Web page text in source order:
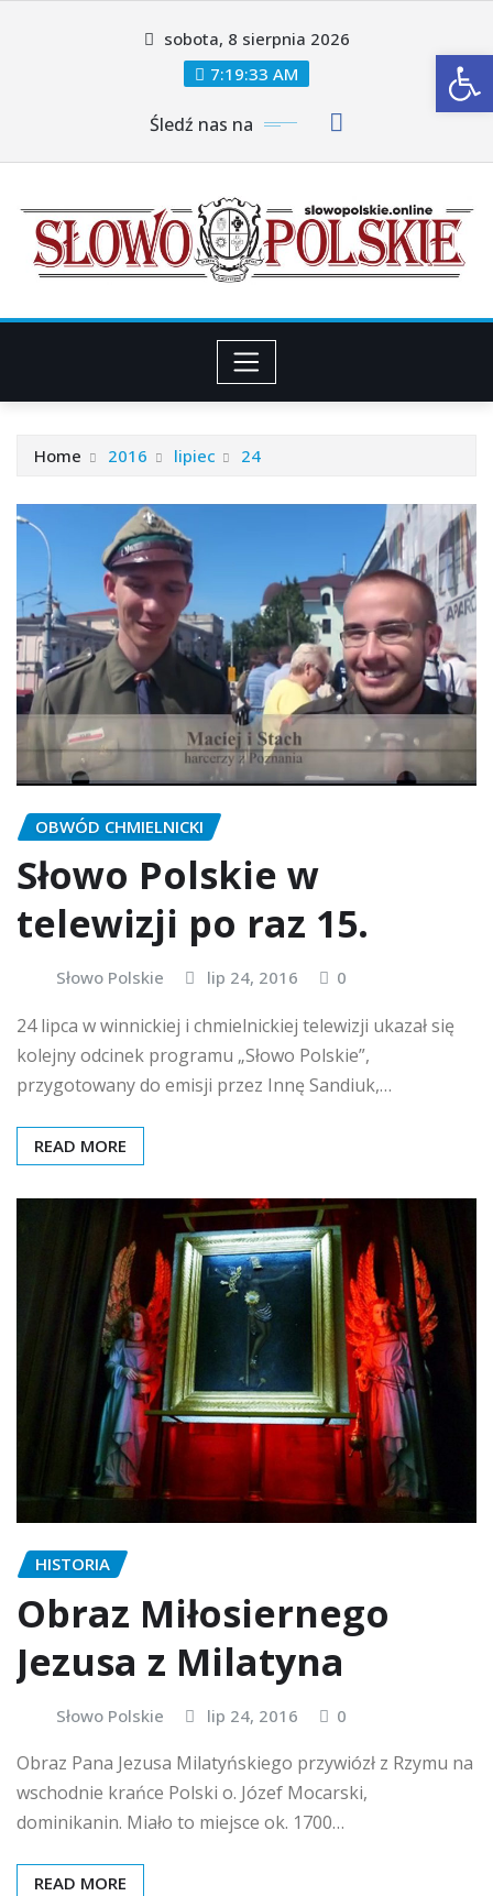
sobota, 8 sierpnia 2026
7:19:35 AM
Śledź nas na
Home 2016 lipiec 24
OBWÓD CHMIELNICKI
Słowo Polskie w
telewizji po raz 15.
Słowo Polskie lip 24, 2016 0
24 lipca w winnickiej i chmielnickiej telewizji ukazał się
kolejny odcinek programu „Słowo Polskie”,
przygotowany do emisji przez Innę Sandiuk,…
READ MORE
HISTORIA
Obraz Miłosiernego
Jezusa z Milatyna
Słowo Polskie lip 24, 2016 0
Obraz Pana Jezusa Milatyńskiego przywiózł z Rzymu na
wschodnie krańce Polski o. Józef Mocarski,
dominikanin. Miało to miejsce ok. 1700…
READ MORE